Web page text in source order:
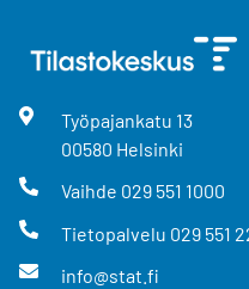
Työpajankatu 13
00580 Helsinki
Vaihde 029 551 1000
Tietopalvelu 029 551
info@stat.fi